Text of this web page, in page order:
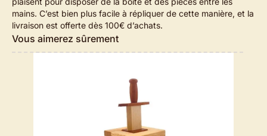
mains. C’est bien plus facile à répliquer de cette manière, et la
livraison est offerte dès 100€ d’achats.
Vous aimerez sûrement